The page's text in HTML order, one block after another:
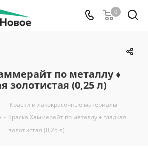
0
по металлу ♦
золотистая (0,25 л)
- Краски и лакокрасочные материалы -
- Краска Хаммерайт по металлу ♦ гладкая
золотистая (0,25 л)